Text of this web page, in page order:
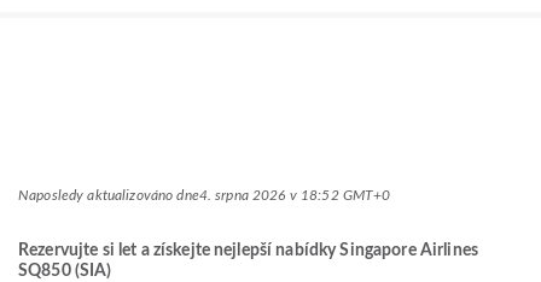
Naposledy aktualizováno dne4. srpna 2026 v 18:52 GMT+0
Rezervujte si let a získejte nejlepší nabídky Singapore Airlines
SQ850 (SIA)